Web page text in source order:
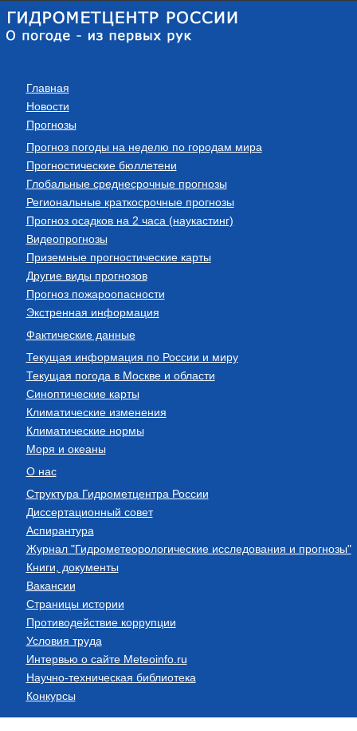
Главная
Новости
Прогнозы
Прогноз погоды на неделю по городам мира
Прогностические бюллетени
Глобальные среднесрочные прогнозы
Региональные краткосрочные прогнозы
Прогноз осадков на 2 часа (наукастинг)
Видеопрогнозы
Приземные прогностические карты
Другие виды прогнозов
Прогноз пожароопасности
Экстренная информация
Фактические данные
Текущая информация по России и миру
Текущая погода в Москве и области
Синоптические карты
Климатические изменения
Климатические нормы
Моря и океаны
О нас
Структура Гидрометцентра России
Диссертационный совет
Аспирантура
Журнал "Гидрометеорологические исследования и прогнозы"
Книги, документы
Вакансии
Страницы истории
Противодействие коррупции
Условия труда
Интервью о сайте Meteoinfo.ru
Научно-техническая библиотека
Конкурсы